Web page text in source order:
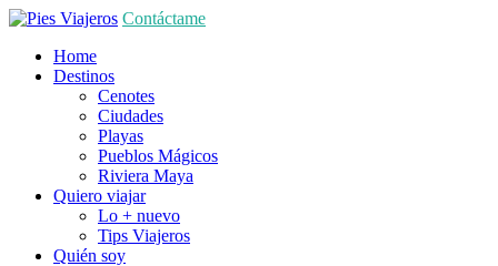
Contáctame
Home
Destinos
Cenotes
Ciudades
Playas
Pueblos Mágicos
Riviera Maya
Quiero viajar
Lo + nuevo
Tips Viajeros
Quién soy